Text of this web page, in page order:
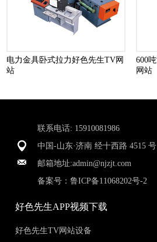
电力金具卧式拉力好色先生TV网
站
600
网站
联系电话: 15910081986
中国-山东·济南 经十西路 4515 号
邮箱地址:admin@njzjt.com
备案号：鲁ICP备11068202号-2
好色先生APP视频下载
好色先生TV网站设备